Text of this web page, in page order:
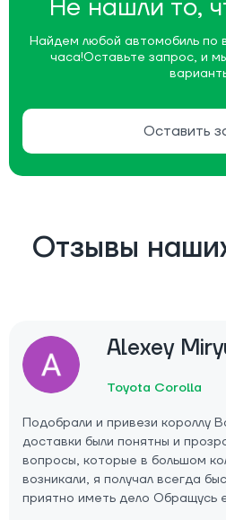
Не нашли то,
Найдем любой автомобиль по
часа!Оставьте запрос, и
Оставить
Отзывы
Alexey
Toyota Corolla
Подобрали и привези короллу
доставки были понятны и
вопросы, которые в большом
возникали, я получал всегда
приятно иметь дело Обращусь